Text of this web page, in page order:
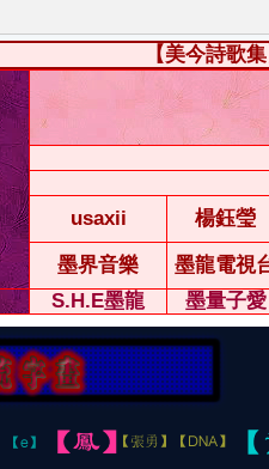
【美今詩歌
usaxii 楊鈺瑩
墨界音樂 墨龍電視
S.H.E墨龍 墨量子愛